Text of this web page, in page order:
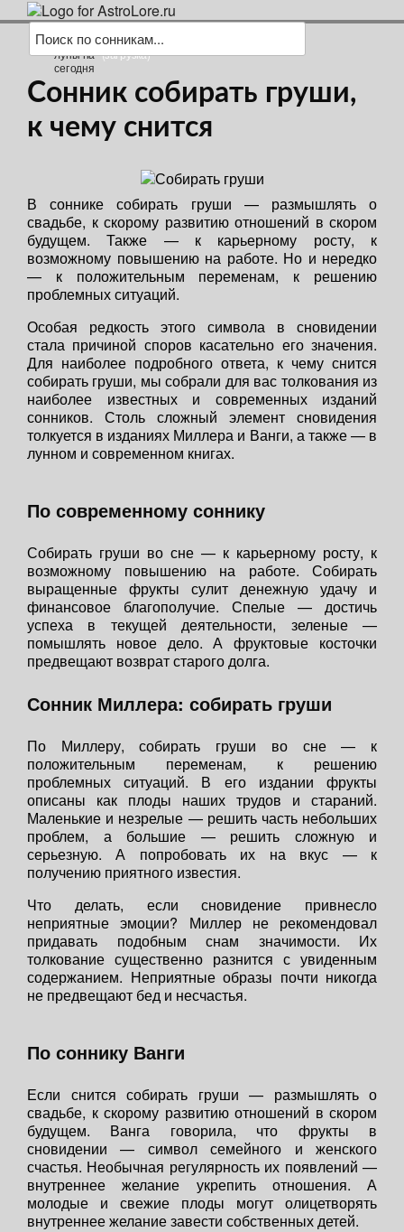
(загрузка)
Сонник собирать груши,
к чему снится
В соннике собирать груши — размышлять о
свадьбе, к скорому развитию отношений в скором
будущем. Также — к карьерному росту, к
возможному повышению на работе. Но и нередко
— к положительным переменам, к решению
проблемных ситуаций.
Особая редкость этого символа в сновидении
стала причиной споров касательно его значения.
Для наиболее подробного ответа, к чему снится
собирать груши, мы собрали для вас толкования из
наиболее известных и современных изданий
сонников. Столь сложный элемент сновидения
толкуется в изданиях Миллера и Ванги, а также — в
лунном и современном книгах.
По современному соннику
Собирать груши во сне — к карьерному росту, к
возможному повышению на работе. Собирать
выращенные фрукты сулит денежную удачу и
финансовое благополучие. Спелые — достичь
успеха в текущей деятельности, зеленые —
помышлять новое дело. А фруктовые косточки
предвещают возврат старого долга.
Сонник Миллера: собирать груши
По Миллеру, собирать груши во сне — к
положительным переменам, к решению
проблемных ситуаций. В его издании фрукты
описаны как плоды наших трудов и стараний.
Маленькие и незрелые — решить часть небольших
проблем, а большие — решить сложную и
серьезную. А попробовать их на вкус — к
получению приятного известия.
Что делать, если сновидение привнесло
неприятные эмоции? Миллер не рекомендовал
придавать подобным снам значимости. Их
толкование существенно разнится с увиденным
содержанием. Неприятные образы почти никогда
не предвещают бед и несчастья.
По соннику Ванги
Если снится собирать груши — размышлять о
свадьбе, к скорому развитию отношений в скором
будущем. Ванга говорила, что фрукты в
сновидении — символ семейного и женского
счастья. Необычная регулярность их появлений —
внутреннее желание укрепить отношения. А
молодые и свежие плоды могут олицетворять
внутреннее желание завести собственных детей.